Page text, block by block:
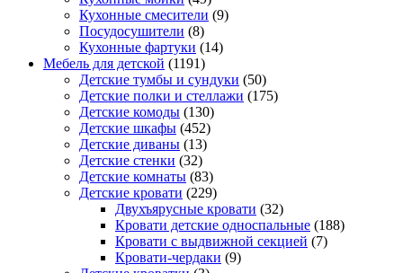
Кухонные смесители (9)
Посудосушители (8)
Кухонные фартуки (14)
Мебель для детской (1191)
Детские тумбы и сундуки (50)
Детские полки и стеллажи (175)
Детские комоды (130)
Детские шкафы (452)
Детские диваны (13)
Детские стенки (32)
Детские комнаты (83)
Детские кровати (229)
Двухъярусные кровати (32)
Кровати детские односпальные (188)
Кровати с выдвижной секцией (7)
Кровати-чердаки (9)